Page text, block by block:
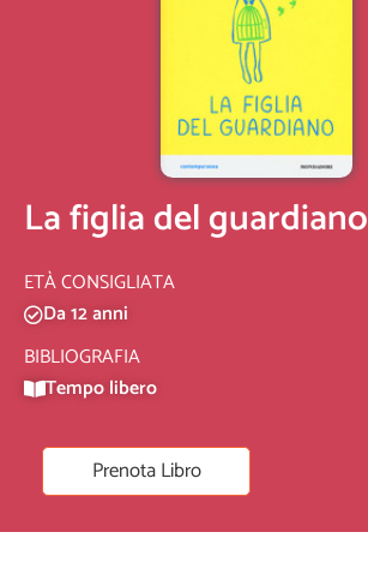
La figlia del guardiano
ETÀ CONSIGLIATA
Da 12 anni
BIBLIOGRAFIA
Tempo libero
Prenota Libro